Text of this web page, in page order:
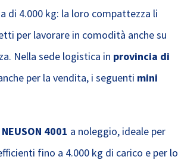
di 4.000 kg: la loro compattezza li
per lavorare in comodità anche su
Nella sede logistica in provincia di
per la vendita, i seguenti mini
4001 a noleggio, ideale per
fino a 4.000 kg di carico e per lo